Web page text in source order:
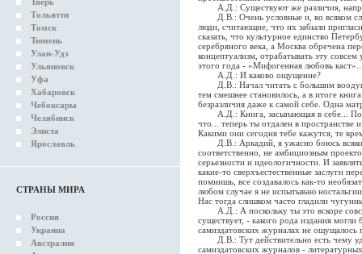
Тольятти
Томск
Тюмень
Улан-Удэ
Ульяновск
Уфа
Хабаровск
Чебоксары
Челябинск
Элиста
Ярославль
СТРАНЫ МИРА
Россия
Украина
Австралия
А.Д.: Существуют же различия,
Д.В.: Очень условные и, во всяком
люди, считающие, что их забыли
сказать, что культурное единство
серебряного века, а Москва обречена
концептуализм, отрабатывать эту
этого года - «Мифогенная любовь
А.Д.: И каково ощущение?
Д.В.: Начал читать с большим
тем смешнее становилось, а в итоге
безразличия даже к самой себе. Одна
А.Д.: Книга, засыпающая в себе...
что... теперь ты отдален в пространстве
Какими они сегодня тебе кажутся, те
Д.В.: Аркадий, я ужасно боюсь
соответственно, не амбициозным
серьезности и идеологичности. И
какие-то сверхъестественные заслуги
помнишь, все создавалось как-то
любом случае я не испытываю
Нас тогда слишком часто гладили
А.Д.: А поскольку ты это вскоре
существует, - какого рода издания
самиздатовских журналах не ощущалось
Д.В.: Тут действительно есть чему
самиздатовских журналов -